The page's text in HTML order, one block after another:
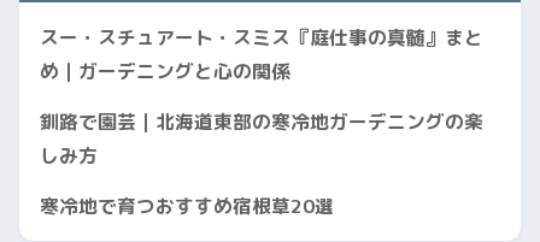
スー・スチュアート・スミス『庭仕事の真髄』まと
め｜ガーデニングと心の関係
釧路で園芸｜北海道東部の寒冷地ガーデニングの楽
しみ方
寒冷地で育つおすすめ宿根草20選